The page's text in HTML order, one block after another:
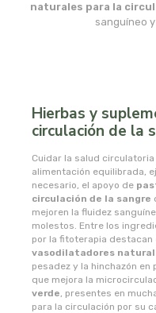
naturales para la
sanguíneo
Hierbas y
circulación de la
Cuidar la salud
alimentación equilibrada,
necesario, el apoyo de
circulación de la sangre
mejoren la fluidez
molestos. Entre los
por la fitoterapia destacan
vasodilatadores
pesadez y la hinchazón en
que mejora la
verde, presentes en
para la circulación por su
mundo natural
nale
natracare
natruly
natur ozone
naturabio